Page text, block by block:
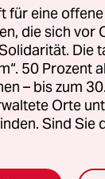
agiert
nach
Beck
für eine
die sich vor
Die
50 Prozent
– bis zum
Orte
Sind Sie